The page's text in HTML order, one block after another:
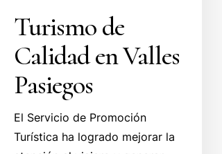
Turismo de
Calidad en Valles
Pasiegos
El Servicio de Promoción
Turística ha logrado mejorar la